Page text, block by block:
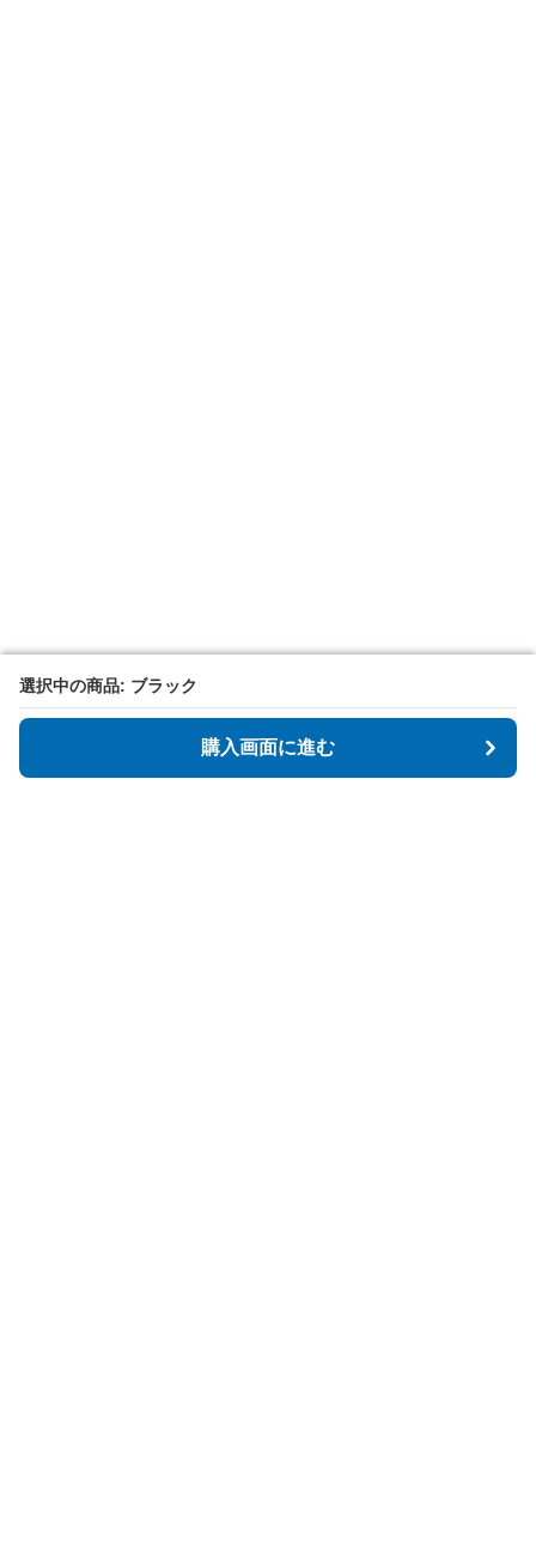
選択中の商品: ブラック
購入画面に進む
選択中の商品: ブラック
購入画面に進む